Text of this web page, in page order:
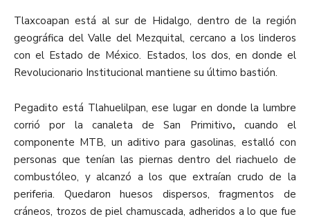
Tlaxcoapan está al sur de Hidalgo, dentro de la región
geográfica del Valle del Mezquital, cercano a los linderos
con el Estado de México. Estados, los dos, en donde el
Revolucionario Institucional mantiene su último bastión.
Pegadito está Tlahuelilpan, ese lugar en donde la lumbre
corrió por la canaleta de San Primitivo,
cuando el
componente MTB, un aditivo para gasolinas, estalló con
personas que tenían las piernas dentro del riachuelo de
combustóleo, y alcanzó a los que extraían crudo de la
periferia. Quedaron huesos dispersos, fragmentos de
cráneos, trozos de piel chamuscada, adheridos a lo que fue